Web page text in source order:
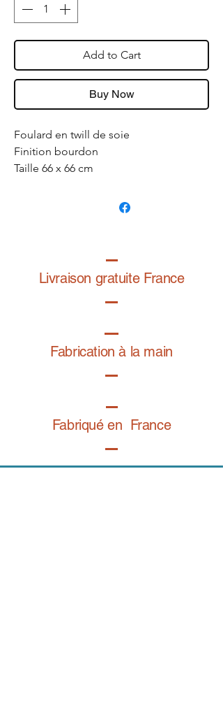
Add to Cart
Buy Now
Foulard en twill de soie
Finition bourdon
Taille 66 x 66 cm
Dessin exclusif de la graphiste
Livraison gratuite France
Fabrication à la main
Fabriqué en France